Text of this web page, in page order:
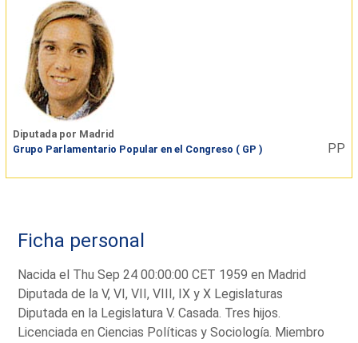
Diputada por Madrid
Grupo Parlamentario Popular en el Congreso ( GP )
PP
Ficha personal
Nacida el Thu Sep 24 00:00:00 CET 1959 en Madrid
Diputada de la V, VI, VII, VIII, IX y X Legislaturas
Diputada en la Legislatura V. Casada. Tres hijos.
Licenciada en Ciencias Políticas y Sociología. Miembro